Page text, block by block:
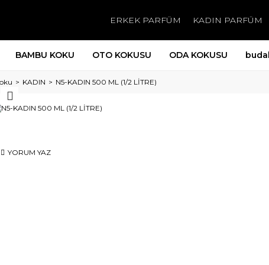
ERKEK PARFÜM KADIN PARFÜM
BAMBU KOKU OTO KOKUSU ODA KOKUSU
KADIN N5-KADIN 500 ML (1/2 LİTRE)
YORUM YAZ